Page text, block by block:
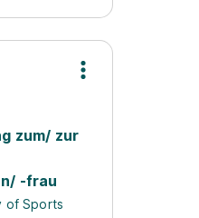
zum/ zur
-frau
of Sports